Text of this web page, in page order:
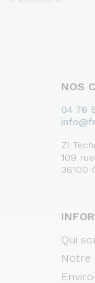
NOS
04 76
ZI
109
38100
Qui
Notre